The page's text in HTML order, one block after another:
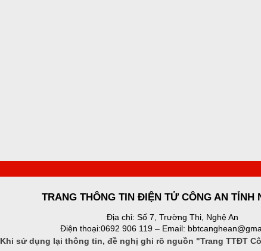
TRANG THÔNG TIN ĐIỆN TỬ CÔNG AN TỈNH
Địa chỉ: Số 7, Trường Thi, Nghệ An
Điện thoại:0692 906 119 – Email:
Khi sử dụng lại thông tin, đề nghị ghi rõ nguồn "Trang TTĐT